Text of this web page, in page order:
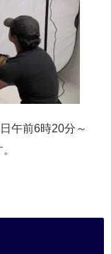
午前6時20分～